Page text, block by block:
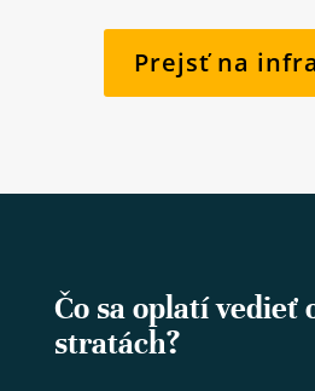
Prejsť na
Čo sa oplatí vedieť
stratách?